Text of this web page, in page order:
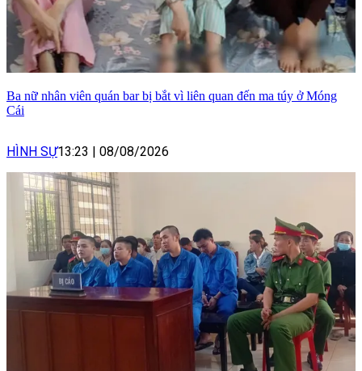
Ba nữ nhân viên quán bar bị bắt vì liên quan đến ma túy ở Móng
Cái
HÌNH SỰ13:23 08/08/2026